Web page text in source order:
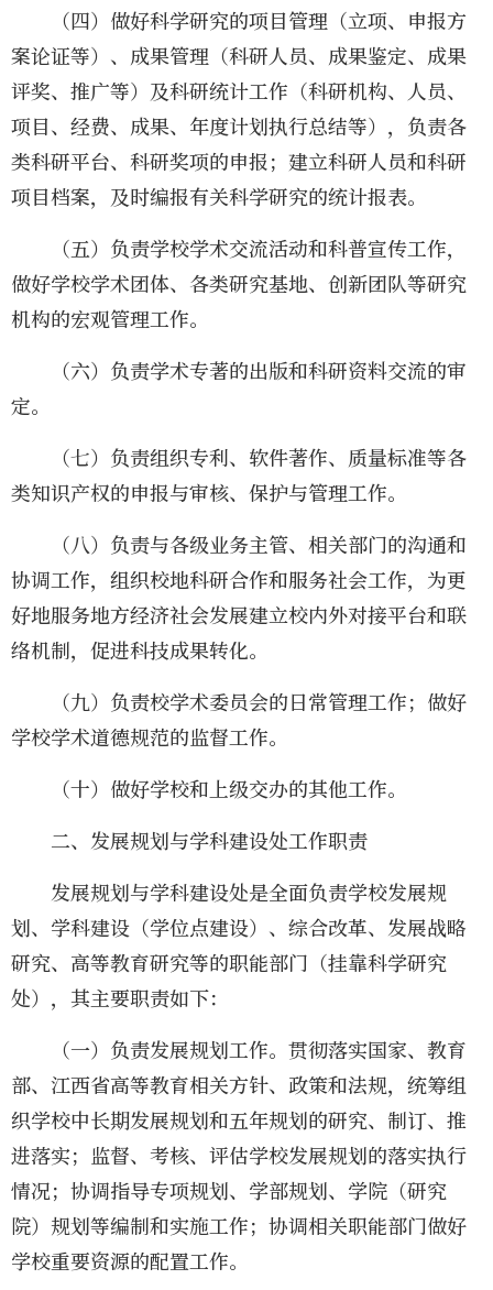
（四）做好科学研究的项目管理（立项、申报方
案论证等）、成果管理（科研人员、成果鉴定、成果
评奖、推广等）及科研统计工作（科研机构、人员、
项目、经费、成果、年度计划执行总结等），负责各
类科研平台、科研奖项的申报；建立科研人员和科研
项目档案，及时编报有关科学研究的统计报表。
（五）负责学校学术交流活动和科普宣传工作，
做好学校学术团体、各类研究基地、创新团队等研究
机构的宏观管理工作。
（六）负责学术专著的出版和科研资料交流的审
定。
（七）负责组织专利、软件著作、质量标准等各
类知识产权的申报与审核、保护与管理工作。
（八）负责与各级业务主管、相关部门的沟通和
协调工作，组织校地科研合作和服务社会工作，为更
好地服务地方经济社会发展建立校内外对接平台和联
络机制，促进科技成果转化。
（九）负责校学术委员会的日常管理工作；做好
学校学术道德规范的监督工作。
（十）做好学校和上级交办的其他工作。
二、发展规划与学科建设处工作职责
发展规划与学科建设处是全面负责学校发展规
划、学科建设（学位点建设）、综合改革、发展战略
研究、高等教育研究等的职能部门（挂靠科学研究
处），其主要职责如下：
（一）负责发展规划工作。贯彻落实国家、教育
部、江西省高等教育相关方针、政策和法规，统筹组
织学校中长期发展规划和五年规划的研究、制订、推
进落实；监督、考核、评估学校发展规划的落实执行
情况；协调指导专项规划、学部规划、学院（研究
院）规划等编制和实施工作；协调相关职能部门做好
学校重要资源的配置工作。